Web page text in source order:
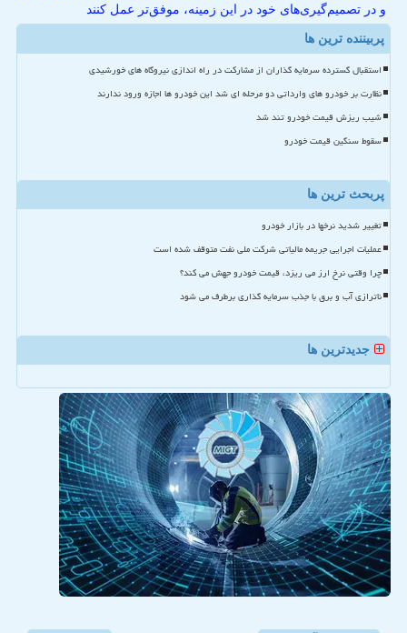
و در تصمیم‌گیری‌های خود در این زمینه، موفق‌تر عمل کنند
پربیننده ترین ها
استقبال گسترده سرمایه گذاران از مشارکت در راه اندازی نیروگاه های خورشیدی
نظارت بر خودرو های وارداتی دو مرحله ای شد این خودرو ها اجازه ورود ندارند
شیب ریزش قیمت خودرو تند شد
سقوط سنگین قیمت خودرو
پربحث ترین ها
تغییر شدید نرخها در بازار خودرو
عملیات اجرایی جریمه مالیاتی شرکت ملی نفت متوقف شده است
چرا وقتی نرخ ارز می ریزد، قیمت خودرو جهش می کند؟
ناترازی آب و برق با جذب سرمایه گذاری برطرف می شود
جدیدترین ها